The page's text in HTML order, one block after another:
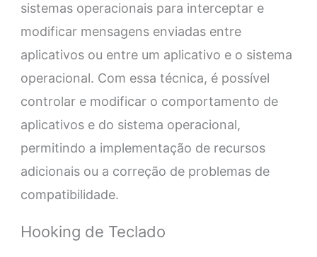
sistemas operacionais para interceptar e
modificar mensagens enviadas entre
aplicativos ou entre um aplicativo e o sistema
operacional. Com essa técnica, é possível
controlar e modificar o comportamento de
aplicativos e do sistema operacional,
permitindo a implementação de recursos
adicionais ou a correção de problemas de
compatibilidade.
Hooking de Teclado